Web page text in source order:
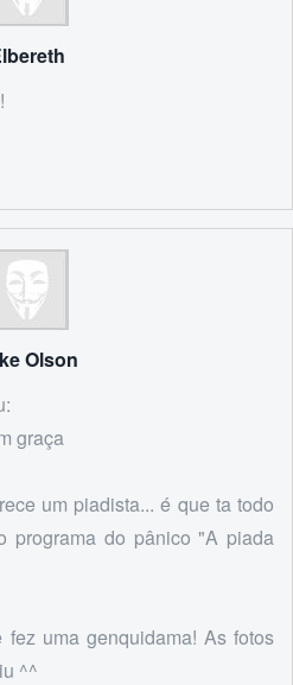
Olson
graça
um piadista... é que ta todo
programa do pânico "A piada
uma genquidama! As fotos
^^